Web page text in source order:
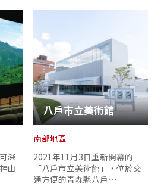
深
山
八戶市立美術館
南部地區
2021年11月3日重新開幕的
「八戶市立美術館」，位於交
通方便的青森縣八戶…